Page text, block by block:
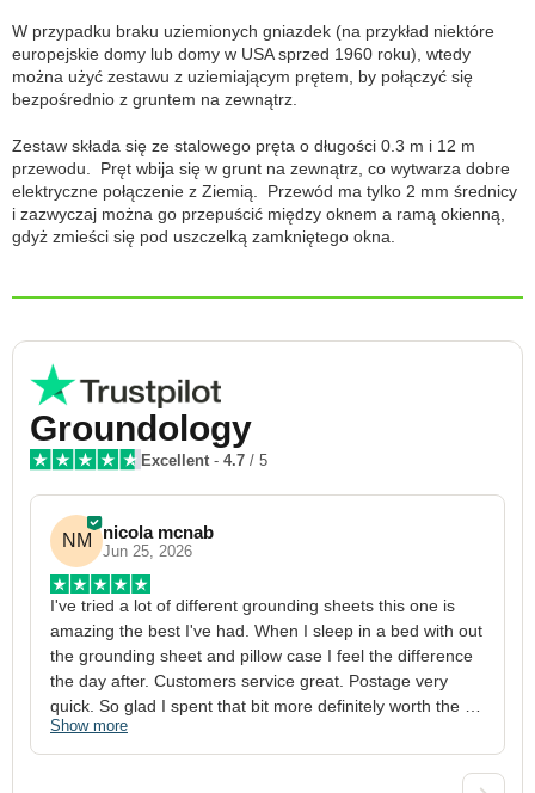
W przypadku braku uziemionych gniazdek (na przykład niektóre
europejskie domy lub domy w USA sprzed 1960 roku), wtedy
można użyć zestawu z uziemiającym prętem, by połączyć się
bezpośrednio z gruntem na zewnątrz.
Zestaw składa się ze stalowego pręta o długości 0.3 m i 12 m
przewodu. Pręt wbija się w grunt na zewnątrz, co wytwarza dobre
elektryczne połączenie z Ziemią. Przewód ma tylko 2 mm średnicy
i zazwyczaj można go przepuścić między oknem a ramą okienną,
gdyż zmieści się pod uszczelką zamkniętego okna.
Groundology
Excellent - 4.7 / 5
NM nicola mcnab
Jun 25, 2026
I've tried a lot of different grounding sheets this one is
amazing the best I've had. When I sleep in a bed with out
the grounding sheet and pillow case I feel the difference
the day after. Customers service great. Postage very
quick. So glad I spent that bit more definitely worth the
money xx
Show more